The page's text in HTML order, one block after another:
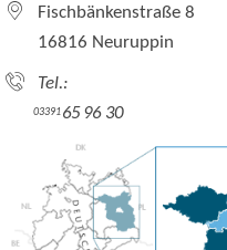
Fischbänkenstraße 8
16816 Neuruppin
Tel.:
0339165 96 30